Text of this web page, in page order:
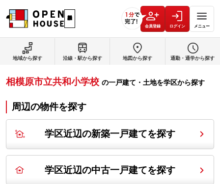
会員登録 ログイン メニュー
地域から探す 沿線・駅から探す 地図から探す 通勤・通学から探す
相模原市立共和小学校 の一戸建て・土地を学区から探す
周辺の物件を探す
学区近辺の新築一戸建てを探す
学区近辺の中古一戸建てを探す